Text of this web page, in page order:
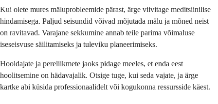
Kui olete mures mäluprobleemide pärast, ärge viivitage meditsiinilise
hindamisega. Paljud seisundid võivad mõjutada mälu ja mõned neist
on ravitavad. Varajane sekkumine annab teile parima võimaluse
iseseisvuse säilitamiseks ja tuleviku planeerimiseks.
Hooldajate ja pereliikmete jaoks pidage meeles, et enda eest
hoolitsemine on hädavajalik. Otsige tuge, kui seda vajate, ja ärge
kartke abi küsida professionaalidelt või kogukonna ressursside käest.